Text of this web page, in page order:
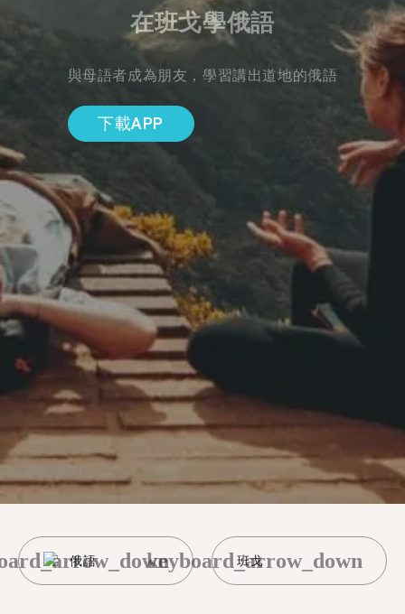
在班戈學俄語
與母語者成為朋友，學習講出道地的俄語
下載APP
俄語 班戈
keyboard_arrow_down